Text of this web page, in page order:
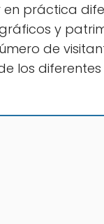
práctica
y
de
los